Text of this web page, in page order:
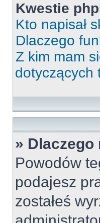
Kwestie
Kto napisał
Dlaczego
Z kim mam
dotyczących
» Dlaczego
Powodów
podajesz
zostałeś